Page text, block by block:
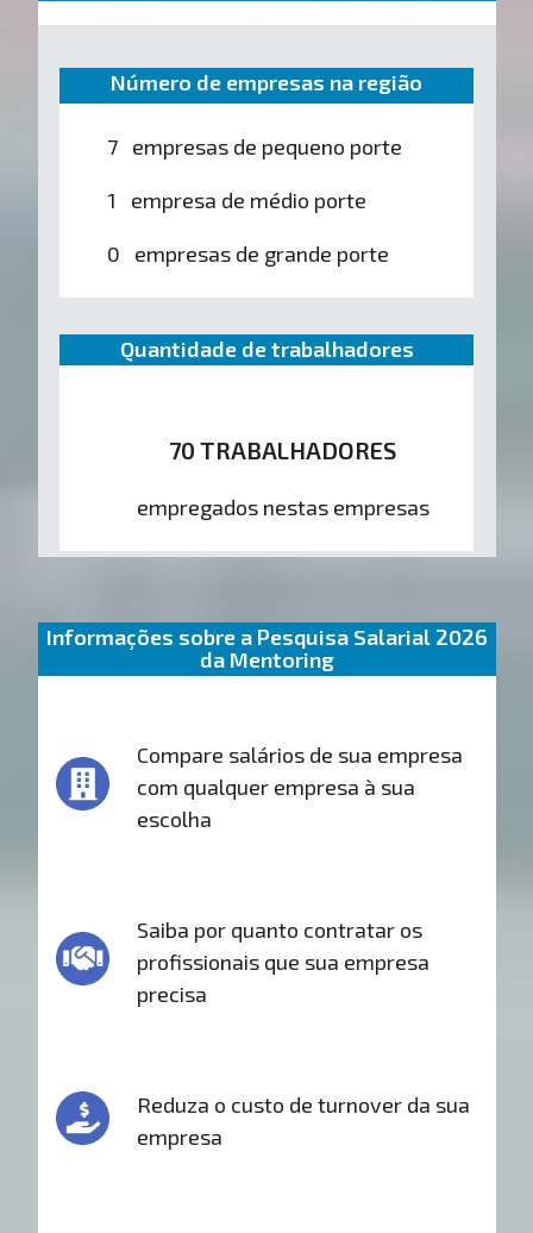
Número de empresas na região
7 empresas de pequeno porte
1 empresa de médio porte
0 empresas de grande porte
Quantidade de trabalhadores
70 TRABALHADORES
empregados nestas empresas
Informações sobre a Pesquisa Salarial 2026
da Mentoring
Compare salários de sua empresa
com qualquer empresa à sua
escolha
Saiba por quanto contratar os
profissionais que sua empresa
precisa
Reduza o custo de turnover da sua
empresa